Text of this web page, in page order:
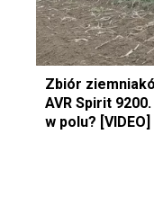
Zbiór
AVR Spirit
w polu? [VIDEO]